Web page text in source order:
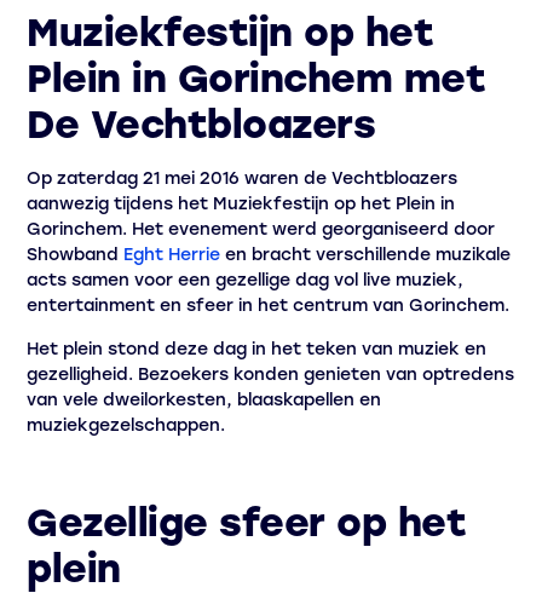
Muziekfestijn op het
Plein in Gorinchem met
De Vechtbloazers
Op zaterdag 21 mei 2016 waren de Vechtbloazers
aanwezig tijdens het Muziekfestijn op het Plein in
Gorinchem. Het evenement werd georganiseerd door
Showband Eght Herrie en bracht verschillende muzikale
acts samen voor een gezellige dag vol live muziek,
entertainment en sfeer in het centrum van Gorinchem.
Het plein stond deze dag in het teken van muziek en
gezelligheid. Bezoekers konden genieten van optredens
van vele dweilorkesten, blaaskapellen en
muziekgezelschappen.
Gezellige sfeer op het
plein